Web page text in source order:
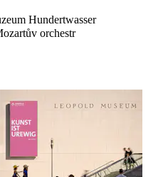
Hundertwasser
orchestr